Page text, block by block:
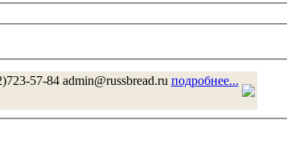
57-84 admin@russbread.ru подробнее...